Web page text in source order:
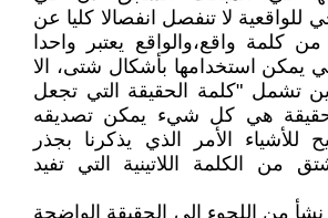
للواقعية لا تنفصل انفصالا كليا عن
من كلمة واقع،والواقع يعتبر واحدا
يمكن استخدامها بأشكال شتى، الا
تشمل "كلمة الحقيقة التي تجعل
هي كل شيء يمكن تصديقه
الأمر الذي يذكرنا بجذر
من الكلمة اللاتينية التي تفيد
نشأ من اللجوء إلى الحقيقة الواضحة